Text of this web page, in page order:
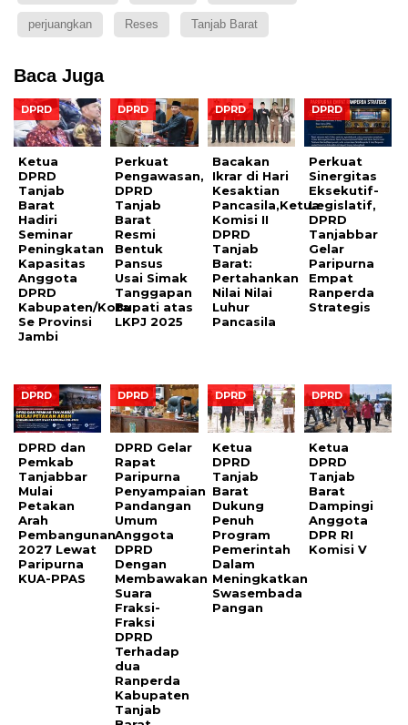
perjuangkan Reses Tanjab Barat
Baca Juga
DPRD
Ketua
DPRD
Tanjab
Barat
Hadiri
Seminar
Peningkatan
Kapasitas
Anggota
DPRD
Kabupaten/Kota
Se Provinsi
Jambi
DPRD
Perkuat
Pengawasan,
DPRD
Tanjab
Barat
Resmi
Bentuk
Pansus
Usai Simak
Tanggapan
Bupati atas
LKPJ 2025
DPRD
Bacakan
Ikrar di Hari
Kesaktian
Pancasila,Ketua
Komisi II
DPRD
Tanjab
Barat:
Pertahankan
Nilai Nilai
Luhur
Pancasila
DPRD
Perkuat
Sinergitas
Eksekutif-
Legislatif,
DPRD
Tanjabbar
Gelar
Paripurna
Empat
Ranperda
Strategis
DPRD
DPRD dan
Pemkab
Tanjabbar
Mulai
Petakan
Arah
Pembangunan
2027 Lewat
Paripurna
KUA-PPAS
DPRD
DPRD Gelar
Rapat
Paripurna
Penyampaian
Pandangan
Umum
Anggota
DPRD
Dengan
Membawakan
Suara
Fraksi-
Fraksi
DPRD
Terhadap
dua
Ranperda
Kabupaten
Tanjab
DPRD
Ketua
DPRD
Tanjab
Barat
Dukung
Penuh
Program
Pemerintah
Dalam
Meningkatkan
Swasembada
Pangan
DPRD
Ketua
DPRD
Tanjab
Barat
Dampingi
Anggota
DPR RI
Komisi V